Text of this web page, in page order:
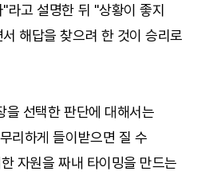
라고 설명한 뒤 "상황이 좋지
해답을 찾으려 한 것이 승리로
을 선택한 판단에 대해서는
리하게 들이받으면 질 수
자원을 짜내 타이밍을 만드는